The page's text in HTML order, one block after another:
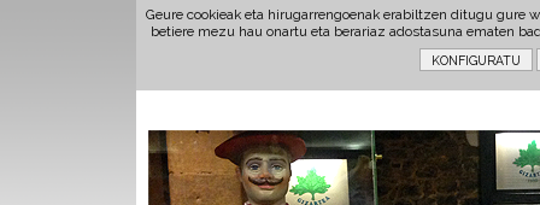
Geure cookieak eta hirugarrengoenak erabiltzen ditugu gure
betiere mezu hau onartu eta berariaz adostasuna ematen